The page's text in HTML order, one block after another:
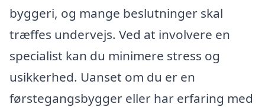
byggeri, og mange beslutninger skal
træffes undervejs. Ved at involvere en
specialist kan du minimere stress og
usikkerhed. Uanset om du er en
førstegangsbygger eller har erfaring med